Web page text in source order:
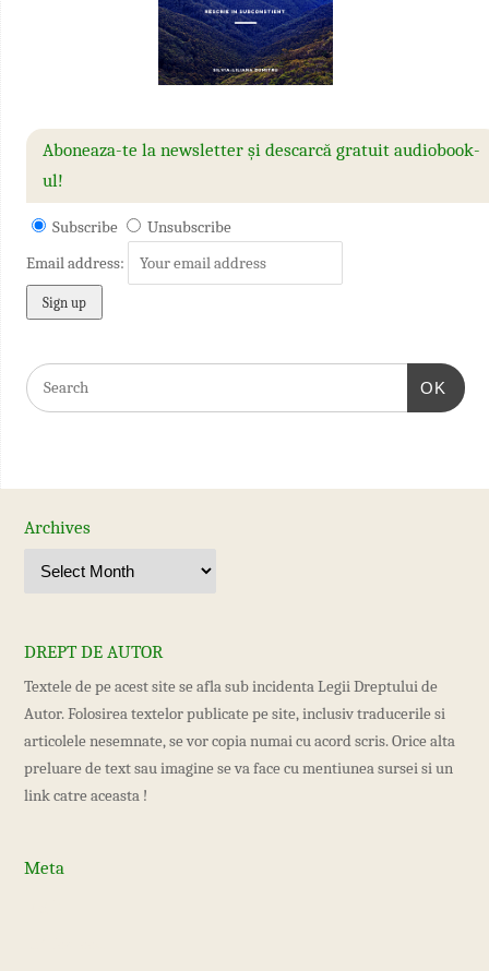
Aboneaza-te la newsletter și descarcă gratuit audiobook-
ul!
Subscribe
Unsubscribe
Email address:
OK
Archives
DREPT DE AUTOR
Textele de pe acest site se afla sub incidenta Legii Dreptului de
Autor. Folosirea textelor publicate pe site, inclusiv traducerile si
articolele nesemnate, se vor copia numai cu acord scris. Orice alta
preluare de text sau imagine se va face cu mentiunea sursei si un
link catre aceasta !
Meta